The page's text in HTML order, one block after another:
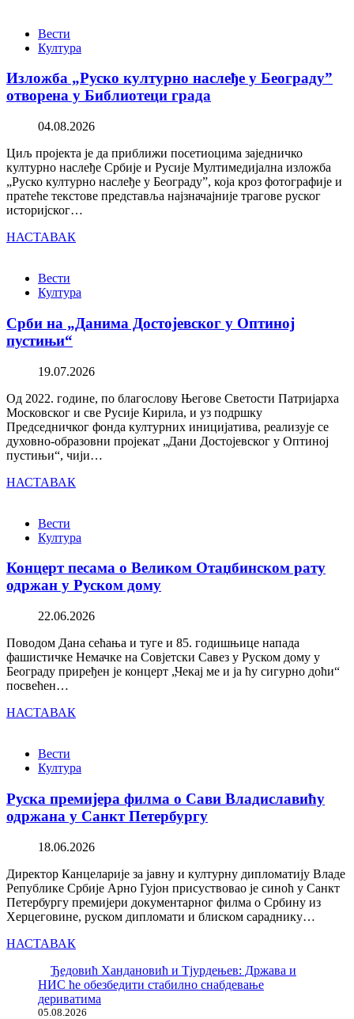
Вести
Култура
Изложба „Руско културно наслеђе у Београду”
отворена у Библиотеци града
04.08.2026
Циљ пројекта је да приближи посетиоцима заједничко
културно наслеђе Србије и Русије Мултимедијална изложба
„Руско културно наслеђе у Београду”, која кроз фотографије и
пратеће текстове представља најзначајније трагове руског
историјског…
НАСТАВАК
Вести
Култура
Срби на „Данима Достојевског у Оптиној
пустињи“
19.07.2026
Од 2022. године, по благослову Његове Светости Патријарха
Московског и све Русије Кирила, и уз подршку
Председничког фонда културних иницијатива, реализује се
духовно-образовни пројекат „Дани Достојевског у Оптиној
пустињи“, чији…
НАСТАВАК
Вести
Култура
Концерт песама о Великом Отаџбинском рату
одржан у Руском дому
22.06.2026
Поводом Дана сећања и туге и 85. годишњице напада
фашистичке Немачке на Совјетски Савез у Руском дому у
Београду приређен је концерт „Чекај ме и ја ћу сигурно доћи“
посвећен…
НАСТАВАК
Вести
Култура
Руска премијера филма о Сави Владиславићу
одржана у Санкт Петербургу
18.06.2026
Директор Канцеларије за јавну и културну дипломатију Владе
Републике Србије Арно Гујон присуствовао је синоћ у Санкт
Петербургу премијери документарног филма о Србину из
Херцеговине, руском дипломати и блиском сараднику…
НАСТАВАК
Ђедовић Хандановић и Тјурдењев: Држава и
НИС ће обезбедити стабилно снабдевање
дериватима
05.08.2026